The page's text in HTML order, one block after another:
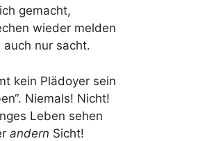
gemacht,
wieder melden
nur sacht.
kein Plädoyer sein
Niemals! Nicht!
Leben sehen
andern Sicht!